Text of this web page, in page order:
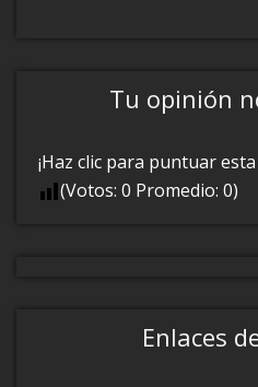
Tu opinión
¡Haz clic para puntuar
(Votos: 0 Promedio: 0)
Enlaces